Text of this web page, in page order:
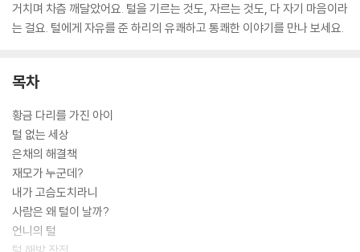
거치며 차츰 깨달았어요. 털을 기르는 것도, 자르는 것도, 다 자기 마음이라
는 걸요. 털에게 자유를 준 하리의 유쾌하고 통쾌한 이야기를 만나 보세요.
목차
황금 다리를 가진 아이
털 없는 세상
은채의 해결책
재모가 누군데?
내가 고슴도치라니
사람은 왜 털이 날까?
언니의 털